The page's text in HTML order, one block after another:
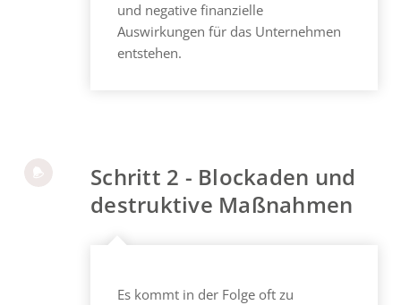
und negative finanzielle
Auswirkungen für das Unternehmen
entstehen.
Schritt 2 - Blockaden und
destruktive Maßnahmen
Es kommt in der Folge oft zu